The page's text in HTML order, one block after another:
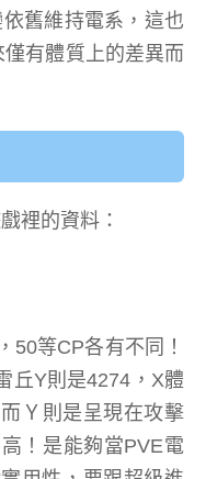
舊維持電系，這也
有體質上的差異而
裡的資料：
50等CP各有不同！
丘Y則是4274，X體
Ｙ則是呈現在攻擊
！是能夠當PVE電